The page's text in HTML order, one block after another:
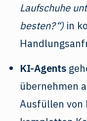
Laufschuhe
besten?“) in
KI-Agents
übernehmen
Ausfüllen von